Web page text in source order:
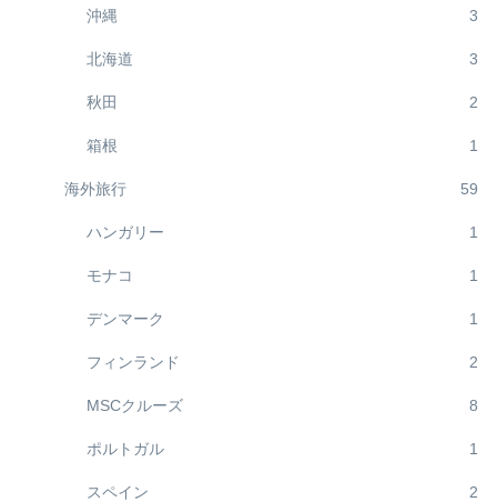
沖縄 3
北海道 3
秋田 2
箱根 1
海外旅行 59
ハンガリー 1
モナコ 1
デンマーク 1
フィンランド 2
MSCクルーズ 8
ポルトガル 1
スペイン 2